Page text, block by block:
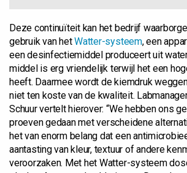
Deze continuïteit kan het bedrijf
gebruik van hetWatter-systeem, een
een desinfectiemiddel produceert uit
middel is erg vriendelijk terwijl het een
heeft. Daarmee wordt de kiemdruk
niet ten koste van de kwaliteit.
Schuur vertelt hierover: “We hebben ons
proeven gedaan met verscheidene
het van enorm belang dat een
aantasting van kleur, textuur of andere
veroorzaken. Met het Watter-systeem